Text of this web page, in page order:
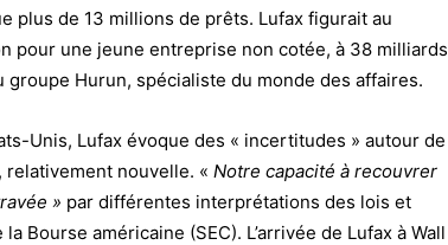
plus de 13 millions de prêts. Lufax figurait au
pour une jeune entreprise non cotée, à 38 milliards
Hurun, spécialiste du monde des affaires.
Unis, Lufax évoque des « incertitudes » autour de
nouvelle. « Notre capacité à recouvrer
» par différentes interprétations des lois et
Bourse américaine (SEC). L’arrivée de Lufax à Wall